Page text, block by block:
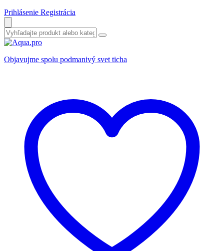
Prihlásenie Registrácia
Objavujme spolu podmanivý svet ticha